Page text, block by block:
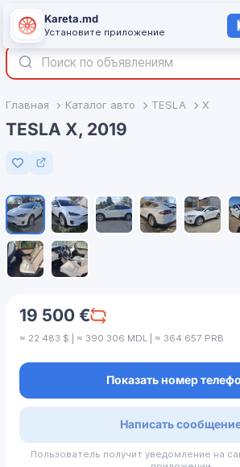
Главная Каталог авто TESLA X
TESLA X, 2019
Добавить в избранное
19 500 €
≈ 22 483 $ | ≈ 390 306 MDL | ≈ 364 657 PRB
Показать номер
Написать
Пользователь получит уведомление на
Kareta.md
Установите приложение